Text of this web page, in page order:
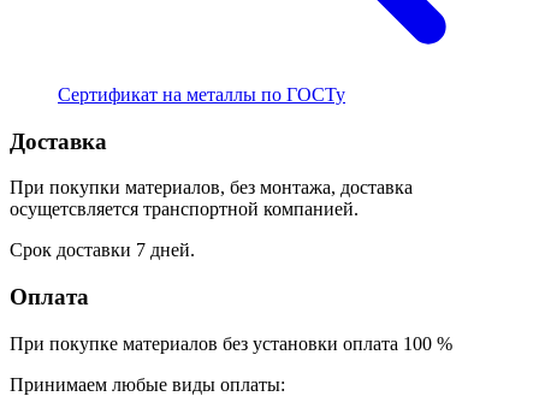
Сертификат на металлы по ГОСТу
Доставка
При покупки материалов, без монтажа, доставка
осущетсвляется транспортной компанией.
Срок доставки 7 дней.
Оплата
При покупке материалов без установки оплата 100 %
Принимаем любые виды оплаты: